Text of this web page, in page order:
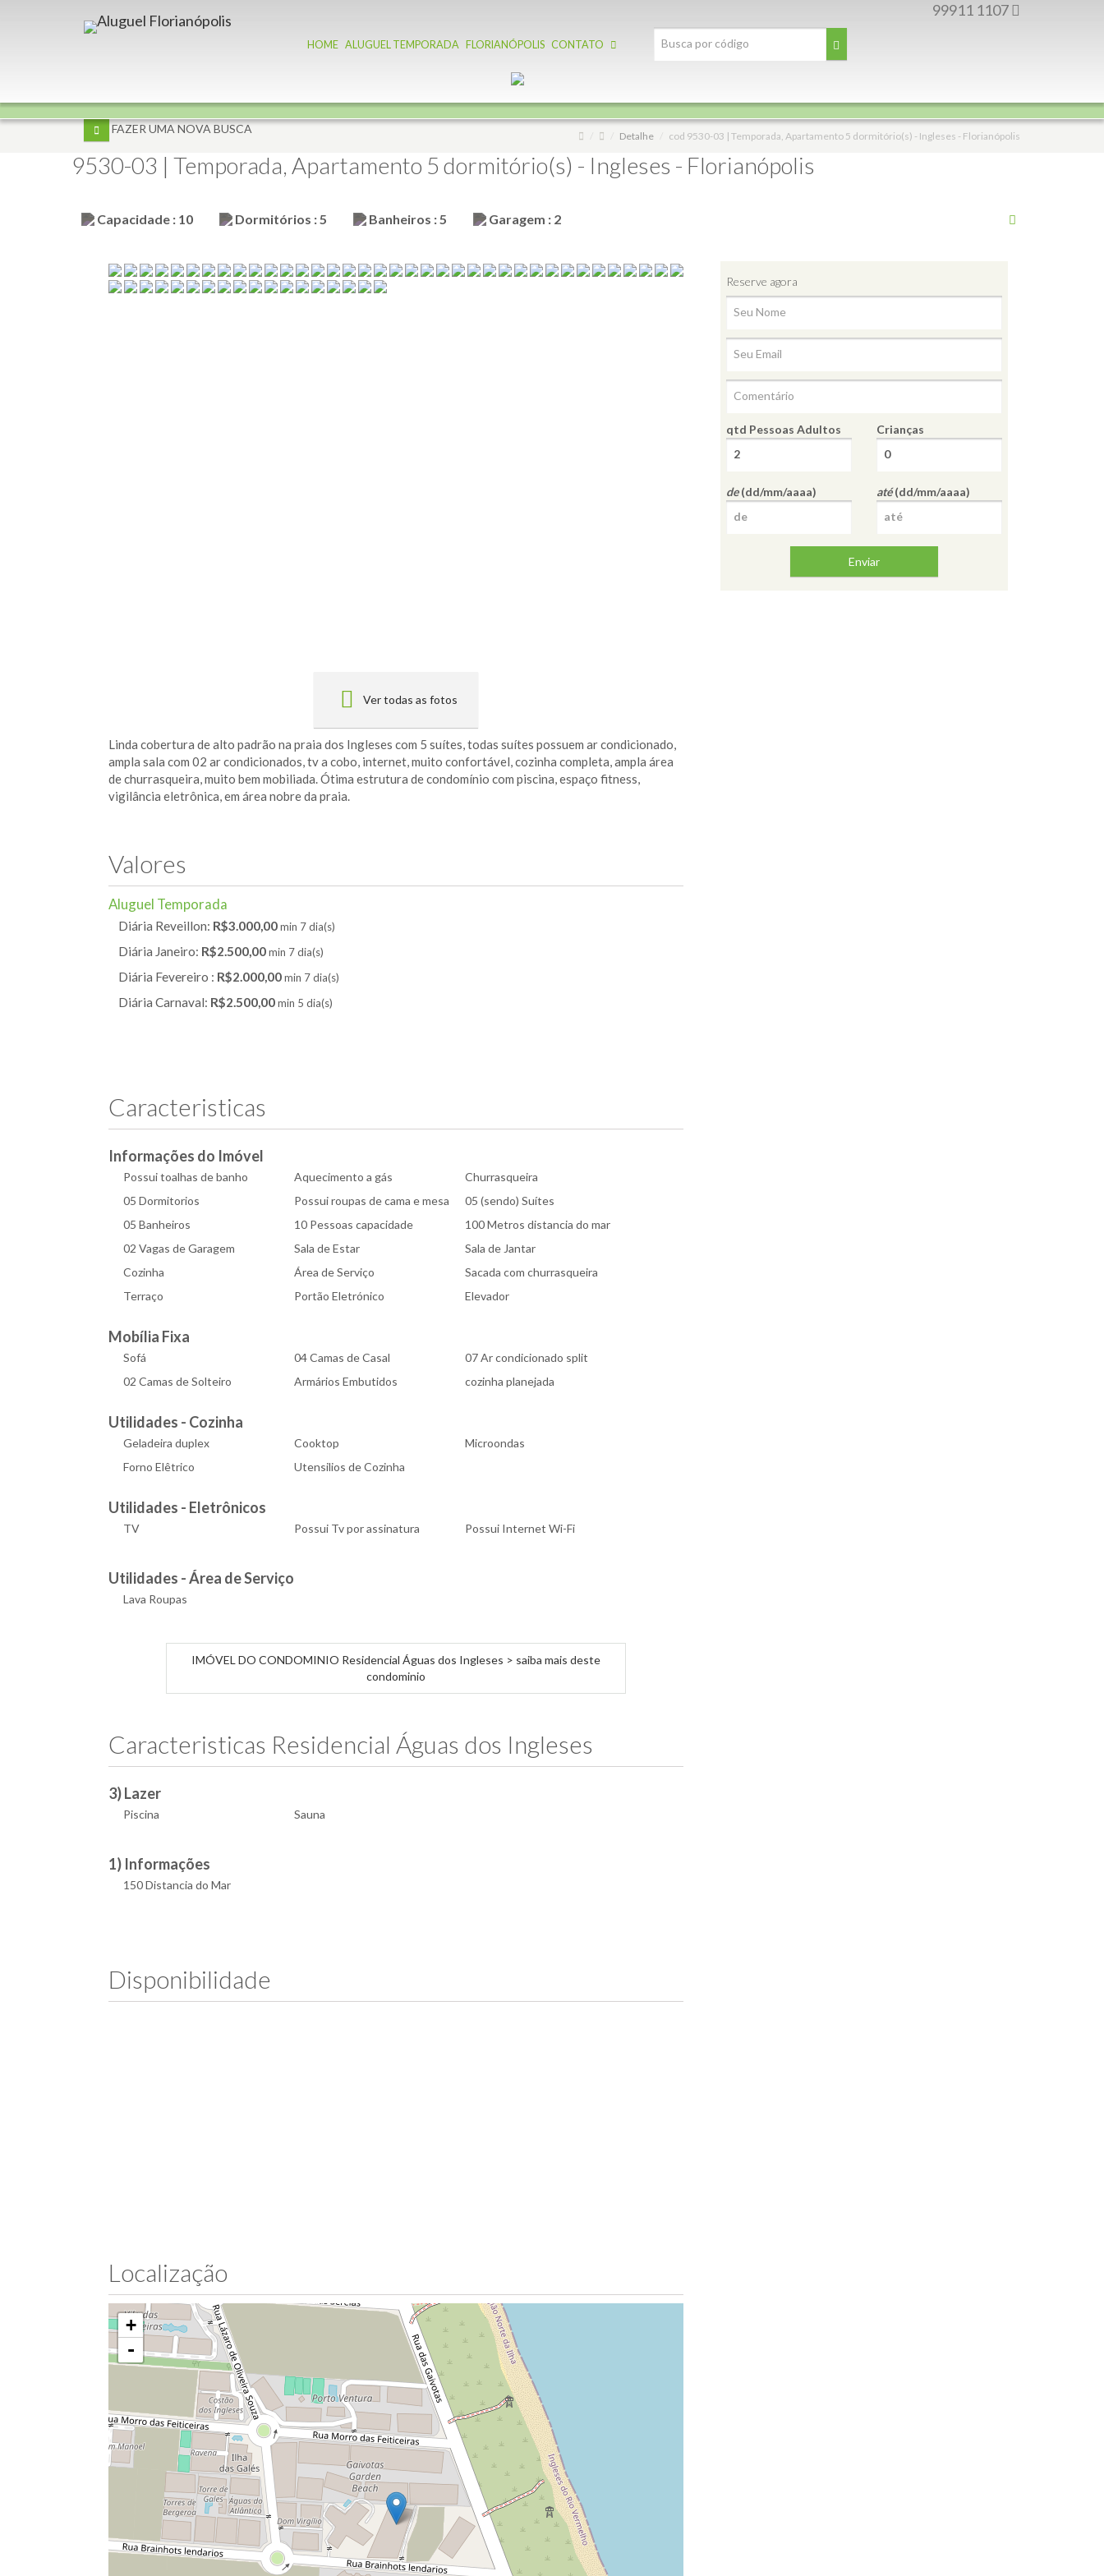
99911 1107
HOME ALUGUEL TEMPORADA FLORIANÓPOLIS CONTATO
FAZER UMA NOVA BUSCA
Detalhe cod 9530-03 | Temporada, Apartamento 5 dormitório(s) - Ingleses - Florianópolis
9530-03 | Temporada, Apartamento 5 dormitório(s) - Ingleses - Florianópolis
Capacidade : 10 Dormitórios : 5 Banheiros : 5 Garagem : 2
Ver todas as fotos
Linda cobertura de alto padrão na praia dos Ingleses com 5 suítes, todas suítes possuem ar condicionado,
ampla sala com 02 ar condicionados, tv a cobo, internet, muito confortável, cozinha completa, ampla área
de churrasqueira, muito bem mobiliada. Ótima estrutura de condomínio com piscina, espaço fitness,
vigilância eletrônica, em área nobre da praia.
Valores
Aluguel Temporada
Diária Reveillon: R$3.000,00min 7 dia(s)
Diária Janeiro: R$2.500,00min 7 dia(s)
Diária Fevereiro : R$2.000,00min 7 dia(s)
Diária Carnaval: R$2.500,00min 5 dia(s)
Caracteristicas
Informações do Imóvel
Possui toalhas de banho Aquecimento a gás
Churrasqueira
05 Dormitorios
Possui roupas de cama e mesa
05 (sendo) Suí­tes
05 Banheiros
10 Pessoas capacidade
100 Metros distancia do mar
02 Vagas de Garagem
Sala de Estar
Sala de Jantar
Cozinha
Área de Serviço
Sacada com churrasqueira
Terraço
Portão Eletrónico Elevador
Mobília Fixa
Sofá 04 Camas de Casal
07 Ar condicionado split
02 Camas de Solteiro
Armários Embutidos cozinha planejada
Utilidades - Cozinha
Geladeira duplex Cooktop
Microondas
Forno Elêtrico
Utensilios de Cozinha
Utilidades - Eletrônicos
TV Possui Tv por assinatura Possui Internet Wi-Fi
Utilidades - Área de Serviço
Lava Roupas
IMÓVEL DO CONDOMINIO Residencial Águas dos Ingleses > saiba mais deste
condominio
Caracteristicas Residencial Águas dos Ingleses
3) Lazer
Piscina Sauna
1) Informações
150 Distancia do Mar
Disponibilidade
Localização
+
-
Reserve agora
qtd Pessoas Adultos Crianças
de (dd/mm/aaaa) até (dd/mm/aaaa)
Enviar